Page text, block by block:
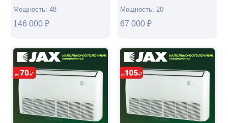
Мощность: 48
146 000 ₽
Мощность: 20
67 000 ₽